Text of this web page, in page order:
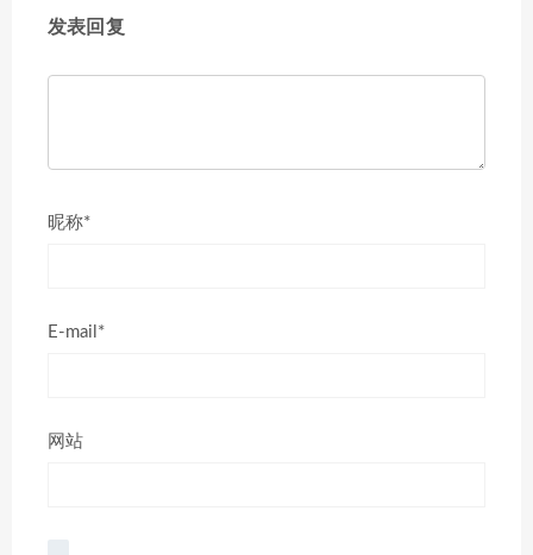
发表回复
昵称*
E-mail*
网站